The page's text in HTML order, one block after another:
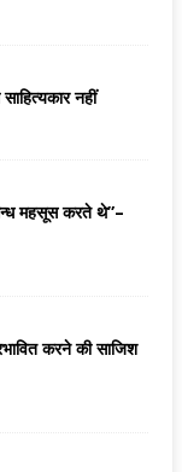
नहीं
महसूस करते थे”–
करने की साजिश